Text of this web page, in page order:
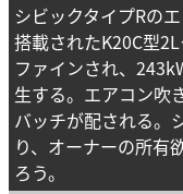
シビックタイプRの
搭載されたK20C型
ファインされ、
生する。エアコン吹
バッチが配される。
り、オーナーの所有
ろう。